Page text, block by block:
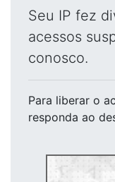
Seu IP fez
acessos
conosco.
Para liberar o
responda ao